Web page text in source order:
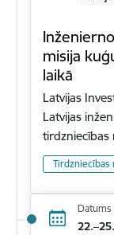
misija
laikā
Latvijas
Latvijas
tirdzniecības
Tirdzniecības
Datums